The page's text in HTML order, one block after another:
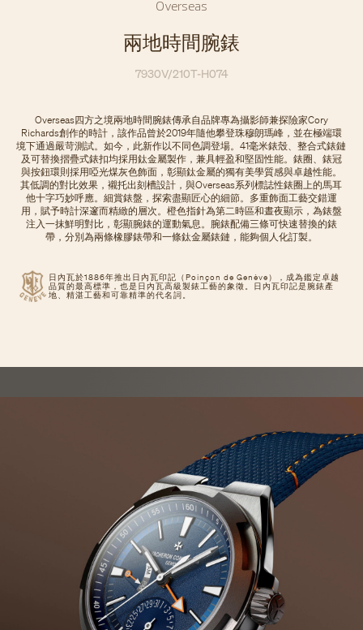
Overseas
兩地時間腕錶
7930V/210T-H074
日內瓦於1886年推出日內瓦印記（Poinçon de Genève），成為鑑定卓越
品質的最高標準，也是日內瓦高級製錶工藝的象徵。日內瓦印記是腕錶產
地、精湛工藝和可靠精準的代名詞。
Overseas四方之境兩地時間腕錶傳承自品牌專為攝影師兼探險家Cory
Richards創作的時計，該作品曾於2019年隨他攀登珠穆朗瑪峰，並在極端環
境下通過嚴苛測試。如今，此新作以不同色調登場。41毫米錶殼、整合式錶鏈
及可替換摺疊式錶扣均採用鈦金屬製作，兼具輕盈和堅固性能。錶圈、錶冠
與按鈕環則採用啞光煤灰色飾面，彰顯鈦金屬的獨有美學質感與卓越性能。
其低調的對比效果，襯托出刻槽設計，與Overseas系列標誌性錶圈上的馬耳
他十字巧妙呼應。細賞錶盤，探索盡顯匠心的細節。多重飾面工藝交錯運
用，賦予時計深邃而精緻的層次。橙色指針為第二時區和晝夜顯示，為錶盤
注入一抹鮮明對比，彰顯腕錶的運動氣息。腕錶配備三條可快速替換的錶
帶，分別為兩條橡膠錶帶和一條鈦金屬錶鏈，能夠個人化訂製。